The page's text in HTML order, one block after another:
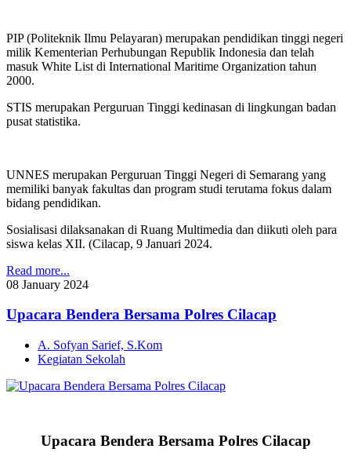
PIP (Politeknik Ilmu Pelayaran) merupakan pendidikan tinggi negeri
milik Kementerian Perhubungan Republik Indonesia dan telah
masuk White List di International Maritime Organization tahun
2000.
STIS merupakan Perguruan Tinggi kedinasan di lingkungan badan
pusat statistika.
UNNES merupakan Perguruan Tinggi Negeri di Semarang yang
memiliki banyak fakultas dan program studi terutama fokus dalam
bidang pendidikan.
Sosialisasi dilaksanakan di Ruang Multimedia dan diikuti oleh para
siswa kelas XII. (Cilacap, 9 Januari 2024.
Read more...
08 January 2024
Upacara Bendera Bersama Polres Cilacap
A. Sofyan Sarief, S.Kom
Kegiatan Sekolah
Upacara Bendera Bersama Polres Cilacap